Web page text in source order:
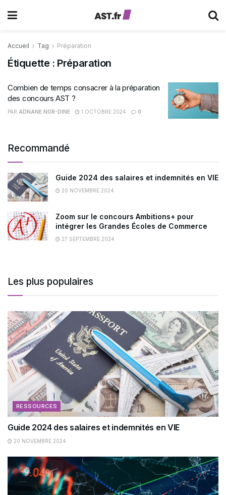
Accueil Tag Préparation
Étiquette : Préparation
Combien de temps consacrer à la préparation
des concours AST ?
PAR ADNANE NOR-DINE 1 OCTOBRE 2024 0
Recommandé
Guide 2024 des salaires et indemnités en VIE
20 NOVEMBRE 2024
Zoom sur le concours Ambitions+ pour
intégrer les Grandes Écoles de Commerce
27 SEPTEMBRE 2024
Les plus populaires
RESSOURCES
Guide 2024 des salaires et indemnités en VIE
20 NOVEMBRE 2024